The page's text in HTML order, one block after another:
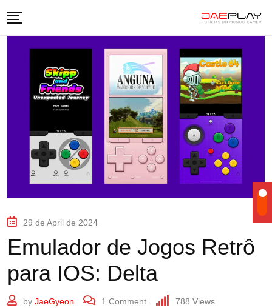
29 de April de 2024
Emulador de Jogos Retrô
para IOS: Delta
by JaeGyeon 1 Comment 788 Views